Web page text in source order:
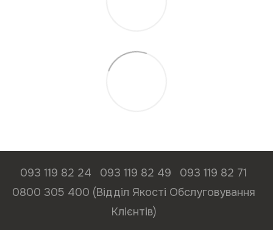
093 119 82 24 093 119 82 49
093 119 82 71
0800 305 400 (Відділ Якості Обслуговування
Клієнтів)